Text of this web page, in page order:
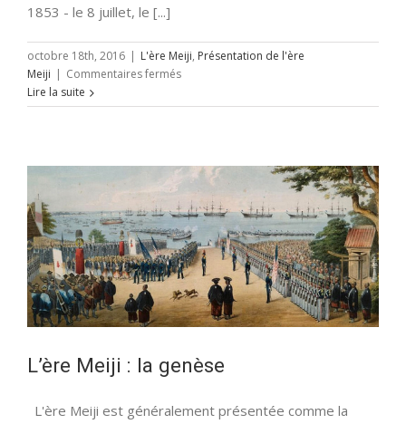
1853 - le 8 juillet, le [...]
octobre 18th, 2016 | L'ère Meiji, Présentation de l'ère
Meiji | Commentaires ferméssur
grands
la
Restauration
de
Meiji
Lire la suite
L’ère Meiji : la genèse
L'ère Meiji est généralement présentée comme la